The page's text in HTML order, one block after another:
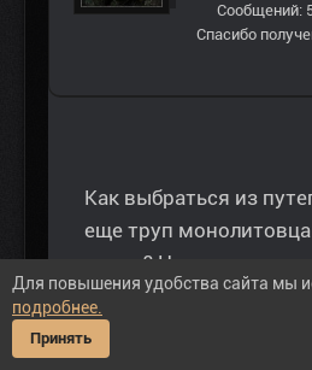
Сообщений:
Спасибо
Как выбраться из
еще труп монолитовца
лежит? На лестнице
аномалия не пускает.
свалился, а подняться
Для повышения удобства сайта мы
подробнее.
Принять